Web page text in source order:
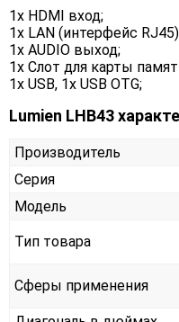
1x HDMI вход;
1x LAN (интерфейс
1x AUDIO выход;
1x Слот для карты
1x USB, 1x USB OTG;
Lumien LHB43
Производитель
Серия
Модель
Тип товара
Сферы применения